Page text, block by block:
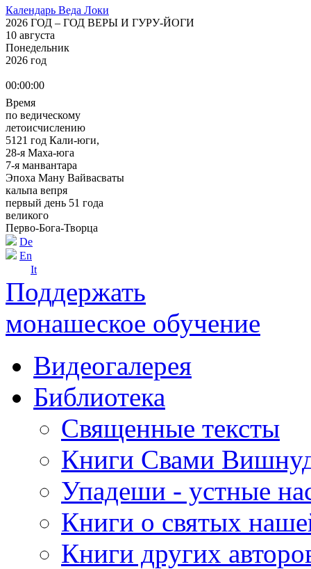
Календарь Веда Локи
2026 ГОД – ГОД ВЕРЫ И ГУРУ-ЙОГИ
10 августа
Понедельник
2026 год
00:00:00
Время
по ведическому
летоисчислению
5121 год Кали-юги,
28-я Маха-юга
7-я манвантара
Эпоха Ману Вайвасваты
кальпа вепря
первый день 51 года
великого
Перво-Бога-Творца
De
En
It
Поддержать
монашеское обучение
Видеогалерея
Библиотека
Священные тексты
Книги Свами
Упадеши - устные
Книги о святых
Книги других